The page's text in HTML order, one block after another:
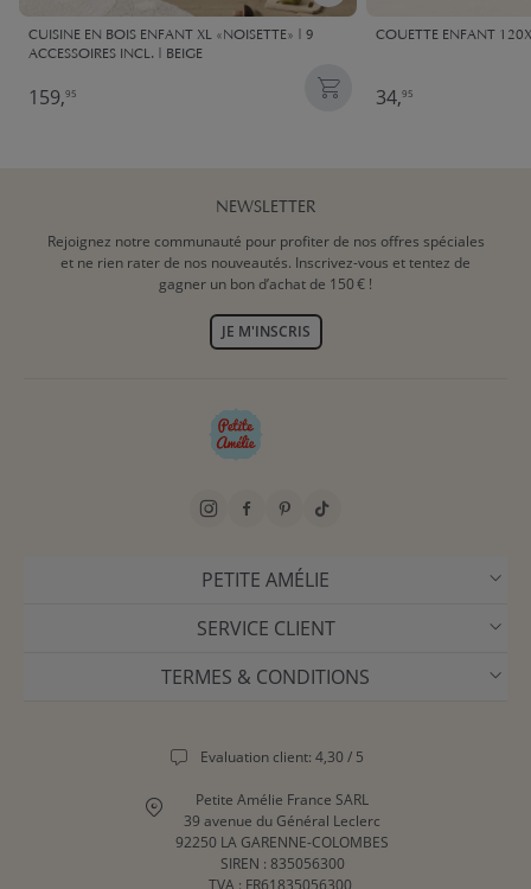
CUISINE EN BOIS ENFANT XL «NOISETTE» | 9
ACCESSOIRES INCL. | BEIGE
159,95
COUETTE ENFANT
34,95
NEWSLETTER
Rejoignez notre communauté pour profiter de nos offres spéciales
et ne rien rater de nos nouveautés. Inscrivez-vous et tentez de
gagner un bon d’achat de 150 € !
JE M'INSCRIS
PETITE AMÉLIE
SERVICE CLIENT
TERMES & CONDITIONS
Evaluation client: 4,30 / 5
Petite Amélie France SARL
39 avenue du Général Leclerc
92250 LA GARENNE-COLOMBES
SIREN : 835056300